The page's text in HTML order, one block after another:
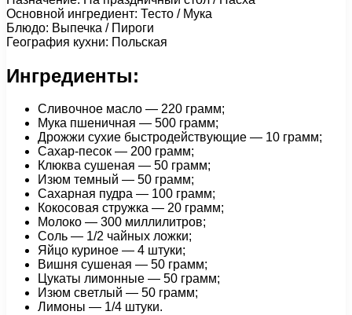
Основной ингредиент: Тесто / Мука
Блюдо: Выпечка / Пироги
География кухни: Польская
Ингредиенты:
Сливочное масло — 220 грамм;
Мука пшеничная — 500 грамм;
Дрожжи сухие быстродействующие — 10 грамм;
Сахар-песок — 200 грамм;
Клюква сушеная — 50 грамм;
Изюм темный — 50 грамм;
Сахарная пудра — 100 грамм;
Кокосовая стружка — 20 грамм;
Молоко — 300 миллилитров;
Соль — 1/2 чайных ложки;
Яйцо куриное — 4 штуки;
Вишня сушеная — 50 грамм;
Цукаты лимонные — 50 грамм;
Изюм светлый — 50 грамм;
Лимоны — 1/4 штуки.